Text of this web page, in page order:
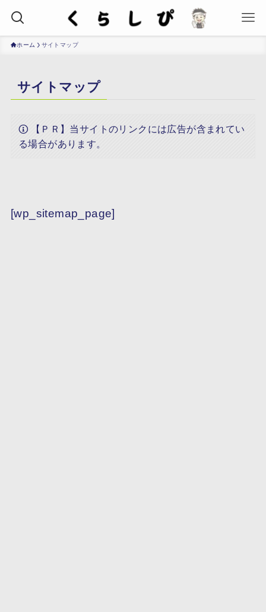
ホーム サイトマップ
サイトマップ
【ＰＲ】当サイトのリンクには広告が含まれてい
る場合があります。
[wp_sitemap_page]